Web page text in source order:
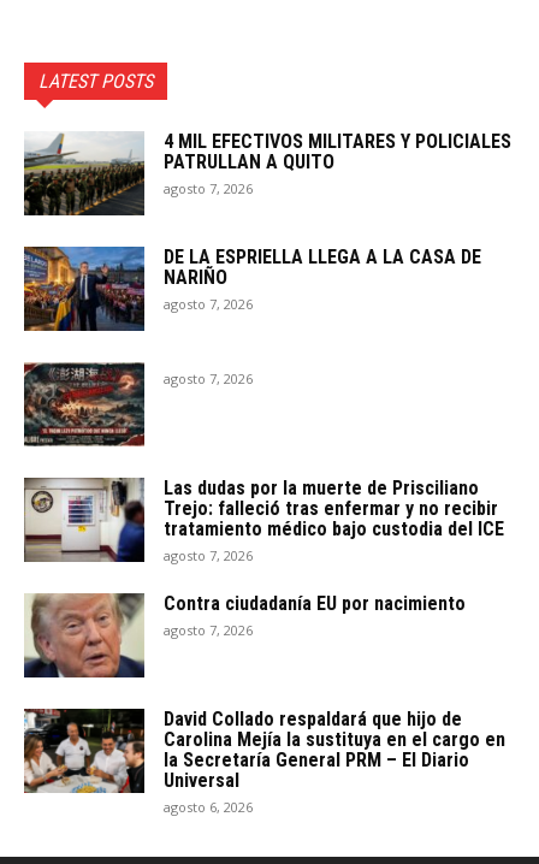
LATEST POSTS
4 MIL EFECTIVOS MILITARES Y POLICIALES
PATRULLAN A QUITO
agosto 7, 2026
DE LA ESPRIELLA LLEGA A LA CASA DE
NARIÑO
agosto 7, 2026
agosto 7, 2026
Las dudas por la muerte de Prisciliano
Trejo: falleció tras enfermar y no recibir
tratamiento médico bajo custodia del ICE
agosto 7, 2026
Contra ciudadanía EU por nacimiento
agosto 7, 2026
David Collado respaldará que hijo de
Carolina Mejía la sustituya en el cargo en
la Secretaría General PRM – El Diario
Universal
agosto 6, 2026